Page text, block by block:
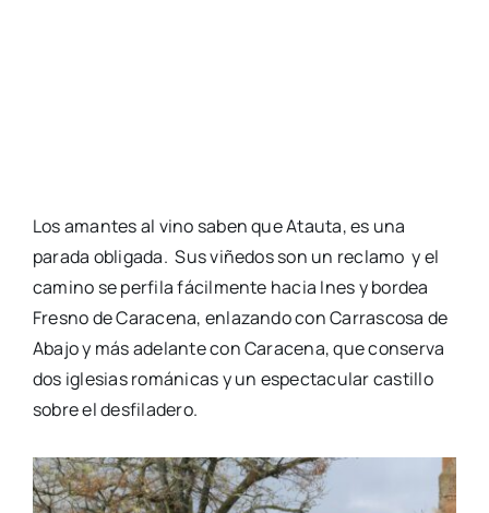
Los amantes al vino saben que Atauta, es una
parada obligada. Sus viñedos son un reclamo y el
camino se perfila fácilmente hacia Ines y bordea
Fresno de Caracena, enlazando con Carrascosa de
Abajo y más adelante con Caracena, que conserva
dos iglesias románicas y un espectacular castillo
sobre el desfiladero.